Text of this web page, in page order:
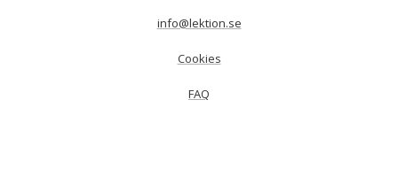
info@lektion.se
Cookies
FAQ